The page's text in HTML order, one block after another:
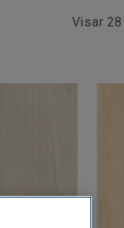
Visar